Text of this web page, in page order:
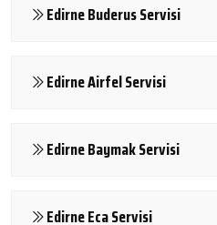
Edirne Buderus Servisi
Edirne Airfel Servisi
Edirne Baymak Servisi
Edirne Eca Servisi